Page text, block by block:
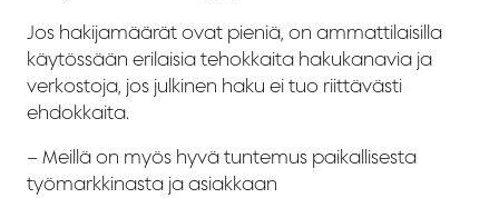
Jos hakijamäärät ovat pieniä, on ammattilaisilla
käytössään erilaisia tehokkaita hakukanavia ja
verkostoja, jos julkinen haku ei tuo riittävästi
ehdokkaita.
– Meillä on myös hyvä tuntemus paikallisesta
työmarkkinasta ja asiakkaan